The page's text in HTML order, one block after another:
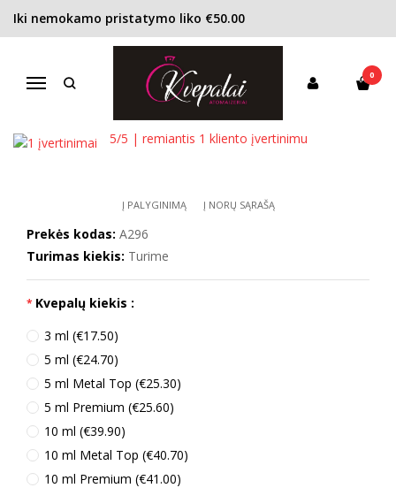
Iki nemokamo pristatymo liko €50.00
Navigacija
0
Pagrindinis KONCENTRACIJA
Kvapusis vanduo (EDP)
Amouage Blossom Love EDP moterims
AMOUAGE BLOSSOM LOVE EDP
5/5 | remiantis 1 kliento įvertinimu
Į PALYGINIMĄ Į NORŲ SĄRAŠĄ
Prekės kodas: A296
Turimas kiekis: Turime
Kvepalų kiekis :
3 ml (€17.50)
5 ml (€24.70)
5 ml Metal Top (€25.30)
5 ml Premium (€25.60)
10 ml (€39.90)
10 ml Metal Top (€40.70)
10 ml Premium (€41.00)